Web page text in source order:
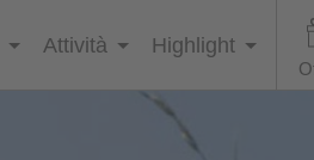
Attività Highlight